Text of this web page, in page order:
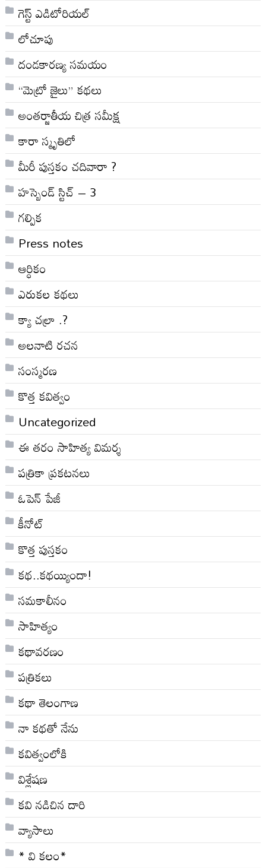
గెస్ట్ ఎడిటోరియల్
లోచూపు
దండకారణ్య సమయం
“మెట్రో జైలు” కథలు
అంతర్జాతీయ చిత్ర సమీక్ష
కారా స్మృతిలో
మీరీ పుస్తకం చదివారా ?
హస్బెండ్ స్టిచ్ – 3
గల్పిక
Press notes
ఆర్ధికం
ఎరుకల కథలు
క్యా చల్రా .?
అలనాటి రచన
సంస్మరణ
కొత్త కవిత్వం
Uncategorized
ఈ తరం సాహిత్య విమర్శ
పత్రికా ప్రకటనలు
ఓపెన్ పేజీ
కీనోట్
కొత్త పుస్తకం
కథ..కథయ్యిందా!
సమకాలీనం
సాహిత్యం
కథావరణం
పత్రికలు
కథా తెలంగాణ
నా క‌థ‌తో నేను
కవిత్వంలోకి
విశ్లేషణ
కవి నడిచిన దారి
వ్యాసాలు
* వి క‌లం*